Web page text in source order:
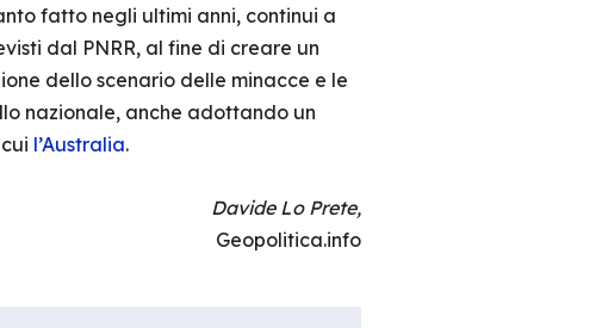
fatto negli ultimi anni, continui a
dal PNRR, al fine di creare un
dello scenario delle minacce e le
nazionale, anche adottando un
l’Australia.
Davide Lo Prete,
Geopolitica.info